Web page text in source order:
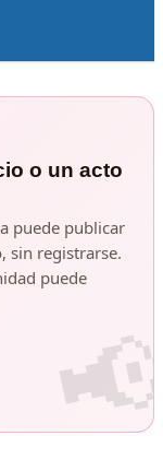
o un acto
puede publicar
sin registrarse.
puede